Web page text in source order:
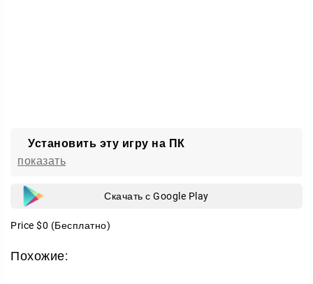
Установить эту игру на ПК
показать
Скачать с Google Play
Price $0 (Бесплатно)
Похожие: